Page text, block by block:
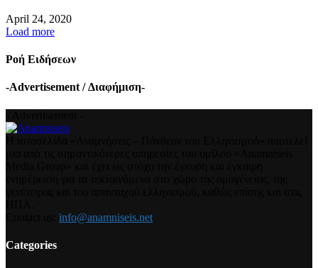
April 24, 2020
Load more
Ροή Ειδήσεων
-Advertisement / Διαφήμιση-
info@anamniseis.net
Categories